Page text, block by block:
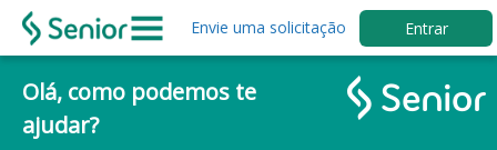
Envie uma solicitação Entrar
Olá, como podemos te
ajudar?